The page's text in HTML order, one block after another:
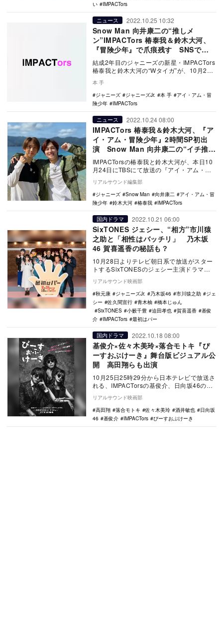
い
IMPACTors
ニュース 2022.10.25 10:32
Snow Man 向井康二の“推しメ
ン”IMPACTors 椿泰我＆鈴木大河、
『冒険少年』で爪痕残す SNSで
「#Wタイガ」がトレンド入り
結成2年目のジャニーズの新星・IMPACTors
椿泰我と鈴木大河の“Wタイガ”が、10月24
日放送の『アイ・アム・冒険少年 脱…
本 手
ジャニーズ
ジャニーズJr. 本 手
アイ・アム・冒
険少年
IMPACTors
ニュース 2022.10.24 08:00
IMPACTors 椿泰我＆鈴木大河、『ア
イ・アム・冒険少年』2時間SP初出
演 Snow Man 向井康二の“イチ推
し”受け脱出島に挑戦
IMPACTorsの椿泰我と鈴木大河が、本日10
月24日にTBSにて放送の『アイ・アム・冒
険少年』2時間スペシャルに初出演。人気…
リアルサウンド編集部
ジャニーズ
Snow Man 向井康二
アイ・アム・冒
険少年
鈴木大河 椿泰我 IMPACTors
国内ドラマ 2022.10.21 06:00
SixTONES ジェシー、“相方”市川猿
之助と「相性はバッチリ」 乃木坂
46 賀喜遥香の秘話も？
10月28日よりテレビ朝日系で放送がスター
トするSixTONESのジェシー主演ドラマ
『最初はパー』の制作発表記者会見が行わ
れた。…
リアルサウンド映画部
秋元康
ジャニーズJr. 乃木坂46 市川猿之助
ジェ
シー
佐久間宣行 青木柚
橋本じゅん
SixTONES
小籔千豊 迫田孝也 賀喜遥香
基俊
介
IMPACTors 最初はパー
国内ドラマ 2022.10.18 08:00
基俊介×佐々木美玲×落合モトキ『ぴ
ーすおぶけーき』舞台版ビジュアル公
開 高田翔らも出演
10月25日25時29分から日本テレビで放送さ
れる、IMPACTorsの基俊介、日向坂46の
佐々木美玲、落合モトキが出演するドラ…
リアルサウンド映画部
高田翔
落合モトキ 佐々木美玲 酒井敏也
日向坂
46
基俊介 IMPACTors ぴーすおぶけーき